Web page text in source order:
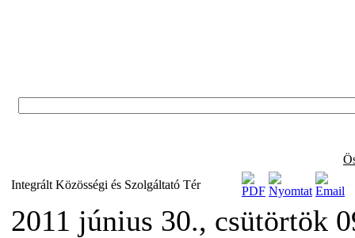
Integrált Közösségi és Szolgáltató Tér
2011 június 30., csütörtök